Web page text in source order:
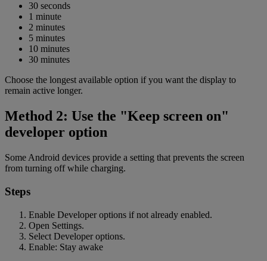
30 seconds
1 minute
2 minutes
5 minutes
10 minutes
30 minutes
Choose the longest available option if you want the display to
remain active longer.
Method 2: Use the "Keep screen on"
developer option
Some Android devices provide a setting that prevents the screen
from turning off while charging.
Steps
Enable Developer options if not already enabled.
Open Settings.
Select Developer options.
Enable: Stay awake